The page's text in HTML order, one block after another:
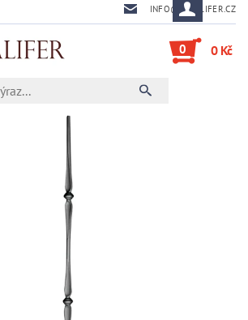
INFO@ARTALIFER.CZ
0 0 Kč